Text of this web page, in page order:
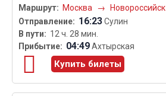
Москва
→ Новороссийск
16:23Сулин
12 ч. 28 мин.
04:49Ахтырская
Купить билеты